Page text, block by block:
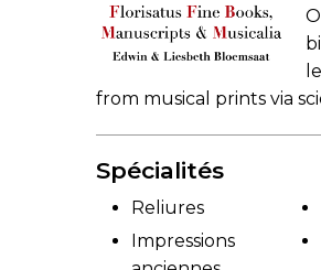
from musical prints via
Spécialités
Reliures
Impressions